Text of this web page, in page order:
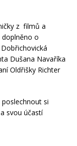
z filmů a
o
Dušana Navaříka
Oldřišky Richter
si
svou účastí